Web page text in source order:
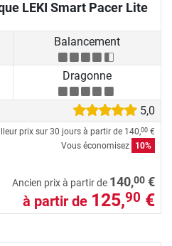
LEKI Smart Pacer Lite
Balancement
Dragonne
5,0
prix sur 30 jours à partir de 140,00 €
Vous économisez
10%
Ancien prix à partir de 140,00 €
à partir de 125,90 €